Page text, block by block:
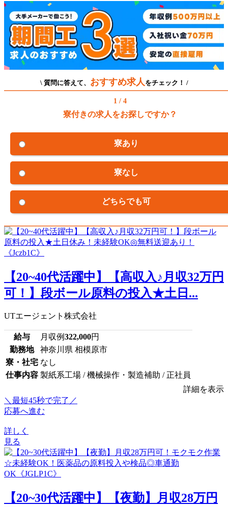
\ 質問に答えて、 おすすめ求人 をチェック！ /
1 / 4
寮付きの求人をお探しですか？
寮あり
寮なし
どちらでも可
【20~40代活躍中】【高収入♪月収32万円
可！】段ボール原料の投入★土日...
UTエージェント株式会社
給与 月収例322,000円
勤務地
神奈川県 相模原市
寮・社宅 なし
仕事内容 製紙系工場 / 機械操作・製造補助 / 正社員
詳細を表示
＼最短45秒で完了／
応募へ進む
詳しく
見る
【20~30代活躍中】【夜勤】月収28万円